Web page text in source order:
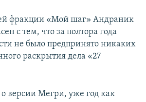
фракции «Мой шаг» Андраник
с тем, что за полтора года
не было предпринято никаких
раскрытия дела «27
о версии Мегри, уже год как